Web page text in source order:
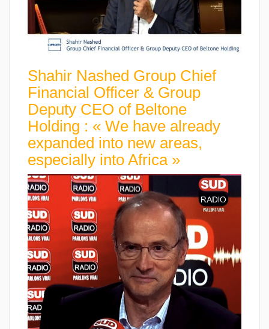
Shahir Nashed Group Chief
Financial Officer & Group
Deputy CEO of Beltone
Holding : « We have already
expanded into new areas,
especially into Africa »